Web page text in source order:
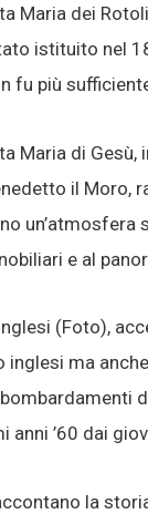
Maria dei
istituito nel
fu più
Maria di
il Moro,
un’atmosfera
e al
(Foto),
ma
anni ’60 dai
la